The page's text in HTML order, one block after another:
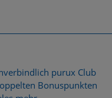
purux Club
Bonuspunkten